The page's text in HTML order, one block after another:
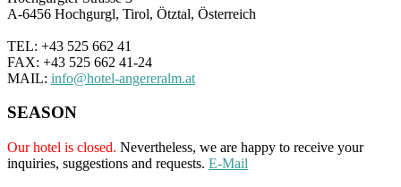
A-6456 Hochgurgl, Tirol, Ötztal, Österreich
TEL: +43 525 662 41
FAX: +43 525 662 41-24
MAIL: info@hotel-angereralm.at
SEASON
Our hotel is closed. Nevertheless, we are happy to receive your
inquiries, suggestions and requests. E-Mail